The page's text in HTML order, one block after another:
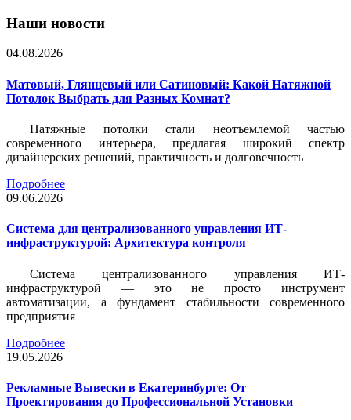
Наши новости
04.08.2026
Матовый, Глянцевый или Сатиновый: Какой Натяжной
Потолок Выбрать для Разных Комнат?
Натяжные потолки стали неотъемлемой частью
современного интерьера, предлагая широкий спектр
дизайнерских решений, практичность и долговечность
Подробнее
09.06.2026
Система для централизованного управления ИТ-
инфраструктурой: Архитектура контроля
Система централизованного управления ИТ-
инфраструктурой — это не просто инструмент
автоматизации, а фундамент стабильности современного
предприятия
Подробнее
19.05.2026
Рекламные Вывески в Екатеринбурге: От
Проектирования до Профессиональной Установки